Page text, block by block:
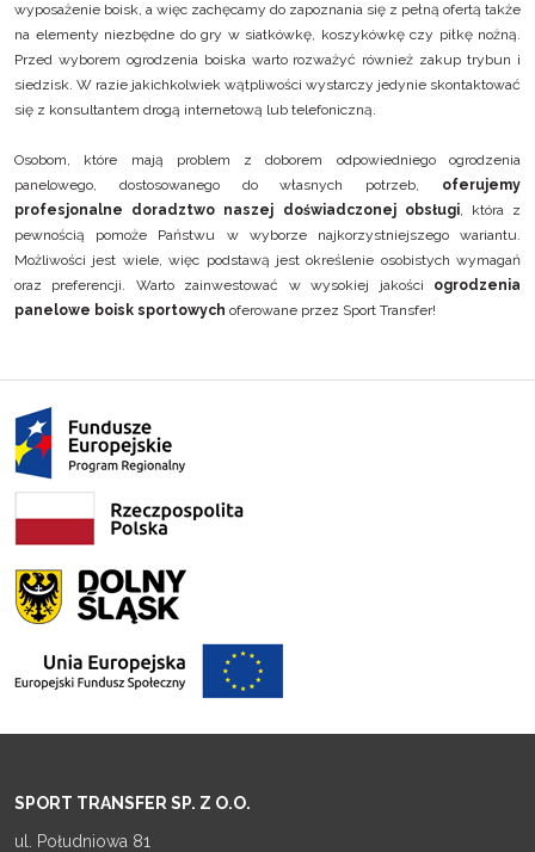
wyposażenie boisk, a więc zachęcamy do zapoznania się z pełną ofertą także
na elementy niezbędne do gry w siatkówkę, koszykówkęczy piłkę nożną.
Przed wyborem ogrodzenia boiska warto rozważyć również zakuptrybun i
siedzisk. W razie jakichkolwiek wątpliwości wystarczy jedynie skontaktować
się z konsultantem drogą internetową lub telefoniczną.
Osobom, które mają problem z doborem odpowiedniego ogrodzenia
panelowego, dostosowanego do własnych potrzeb, oferujemy
profesjonalne doradztwo naszej doświadczonej obsługi, która z
pewnością pomoże Państwu w wyborze najkorzystniejszego wariantu.
Możliwości jest wiele, więc podstawą jest określenie osobistych wymagań
oraz preferencji. Warto zainwestować w wysokiej jakości ogrodzenia
panelowe boisk sportowych oferowane przez Sport Transfer!
SPORT TRANSFER SP. Z O.O.
ul. Południowa 81